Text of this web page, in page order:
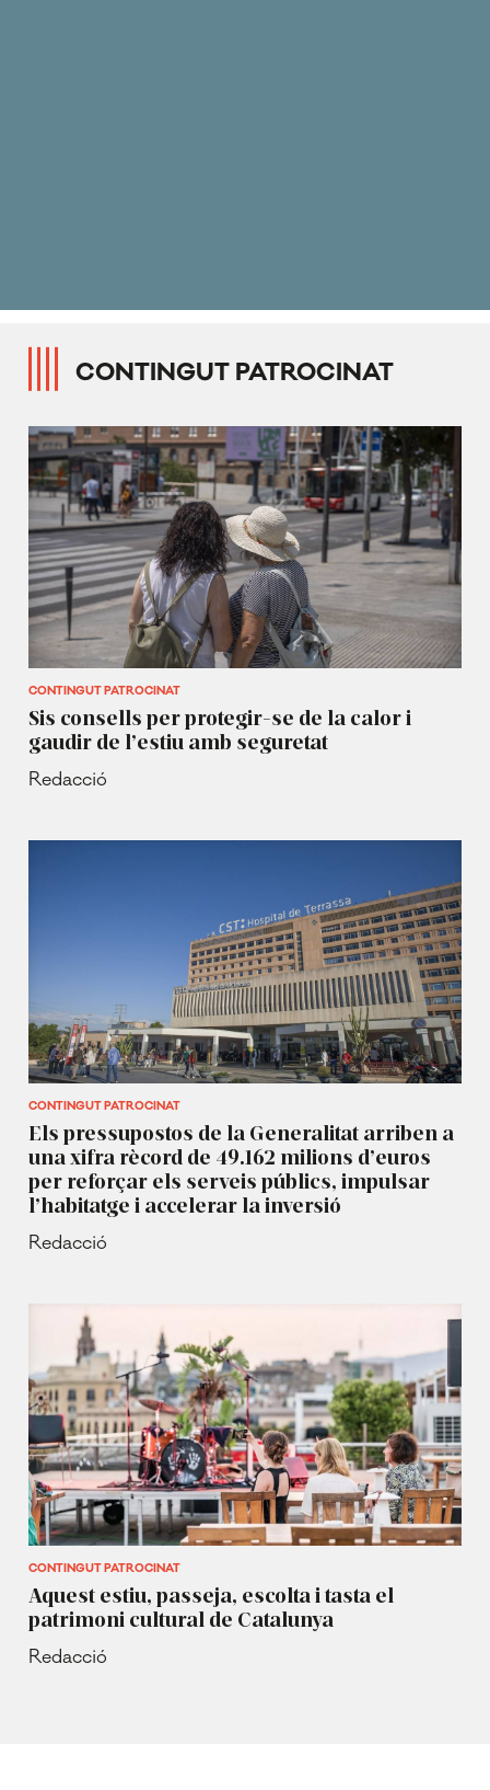
CONTINGUT PATROCINAT
CONTINGUT PATROCINAT
Sis consells per protegir-se de la calor i
gaudir de l’estiu amb seguretat
Redacció
CONTINGUT PATROCINAT
Els pressupostos de la Generalitat arriben a
una xifra rècord de 49.162 milions d’euros
per reforçar els serveis públics, impulsar
l’habitatge i accelerar la inversió
Redacció
CONTINGUT PATROCINAT
Aquest estiu, passeja, escolta i tasta el
patrimoni cultural de Catalunya
Redacció